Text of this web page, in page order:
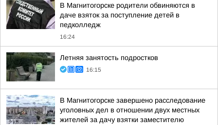
В Магнитогорске родители обвиняются в
даче взяток за поступление детей в
педколледж
16:24
Летняя занятость подростков
16:15
В Магнитогорске завершено расследование
уголовных дел в отношении двух местных
жителей за дачу взятки заместителю